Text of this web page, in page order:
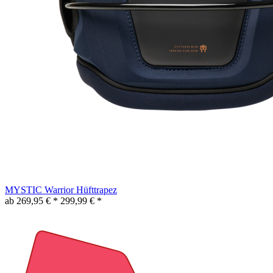
MYSTIC Warrior Hüfttrapez
ab 269,95 € * 299,99 € *